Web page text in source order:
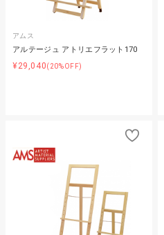
アムス
アルテージュ アトリエフラット170
¥29,040(20%OFF)